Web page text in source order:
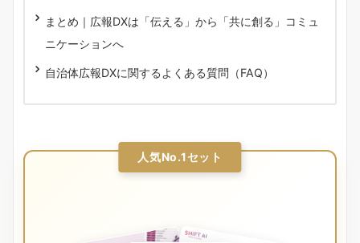
まとめ｜広報DXは「伝える」から「共に創る」コミュ
ニケーションへ
自治体広報DXに関するよくある質問（FAQ）
人気No.1セット